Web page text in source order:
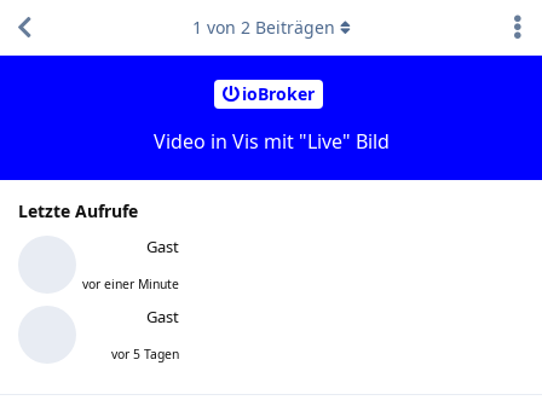
ioBroker
Video in Vis mit "Live" Bild
Letzte Aufrufe
Gast
vor einer Minute
Gast
vor 5 Tagen
1 von 2Beiträgen